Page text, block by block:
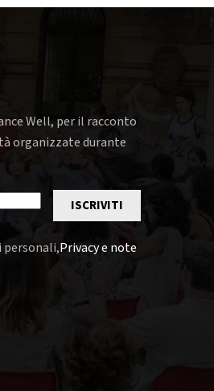
Well, per il racconto
organizzate durante
ISCRIVITI
Privacy e note